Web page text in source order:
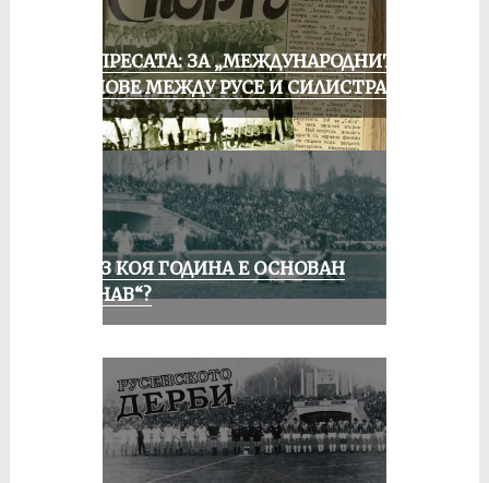
ОТ ПРЕСАТА: ЗА „МЕЖДУНАРОДНИТЕ“
МАЧОВЕ МЕЖДУ РУСЕ И СИЛИСТРА
ПРЕЗ КОЯ ГОДИНА Е ОСНОВАН
„ДУНАВ“?